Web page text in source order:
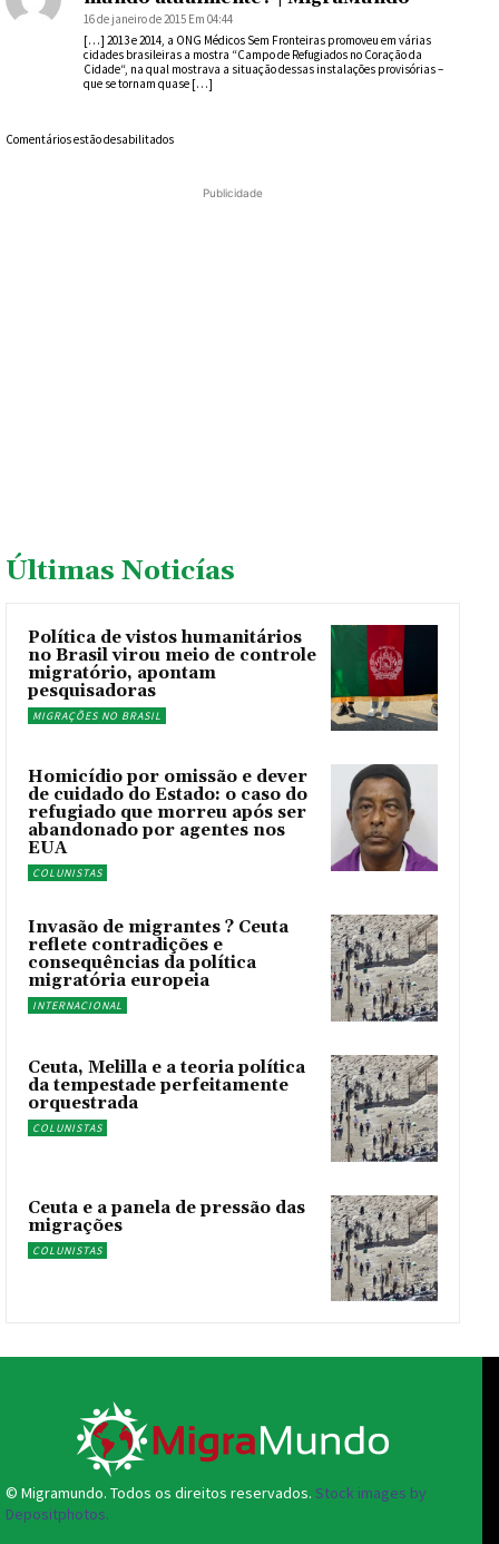
16 de janeiro de 2015 Em 04:44
[…] 2013 e 2014, a ONG Médicos Sem Fronteiras promoveu em várias
cidades brasileiras a mostra “Campo de Refugiados no Coração da
Cidade“, na qual mostrava a situação dessas instalações provisórias –
que se tornam quase […]
Comentários estão desabilitados
Publicidade
Últimas Noticías
Política de vistos humanitários
no Brasil virou meio de controle
migratório, apontam
pesquisadoras
MIGRAÇÕES NO BRASIL
Homicídio por omissão e dever
de cuidado do Estado: o caso do
refugiado que morreu após ser
abandonado por agentes nos
EUA
COLUNISTAS
Invasão de migrantes ? Ceuta
reflete contradições e
consequências da política
migratória europeia
INTERNACIONAL
Ceuta, Melilla e a teoria política
da tempestade perfeitamente
orquestrada
COLUNISTAS
Ceuta e a panela de pressão das
migrações
COLUNISTAS
© Migramundo. Todos os direitos reservados. Stock images by
Depositphotos.